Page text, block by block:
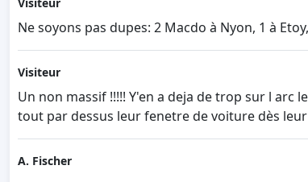
Ne soyons pas dupes: 2 Macdo à Nyon, 1 à
Visiteur
Un non massif !!!!! Y'en a deja de trop sur l
tout par dessus leur fenetre de voiture dès
A. Fischer